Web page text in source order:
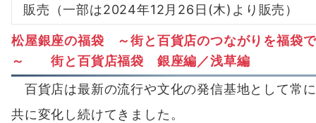
販売（一部は2024年12月26日(木)より販売）
松屋銀座の福袋
～街と百貨店のつながりを福袋
～ 街と百貨店福袋 銀座編／浅草編
百貨店は最新の流行や文化の発信基地として常
共に変化し続けてきました。